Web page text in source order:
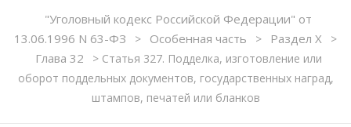
"Уголовный кодекс Российской Федерации" от
13.06.1996 N 63-ФЗ
> Особенная часть > Раздел X >
Глава 32 >Статья 327. Подделка, изготовление или
оборот поддельных документов, государственных наград,
штампов, печатей или бланков